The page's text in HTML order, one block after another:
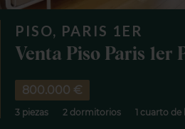
PISO, PARIS 1ER
Venta Piso Paris 1er
800.000 €
3 piezas 2 dormitorios 1 cuarto de